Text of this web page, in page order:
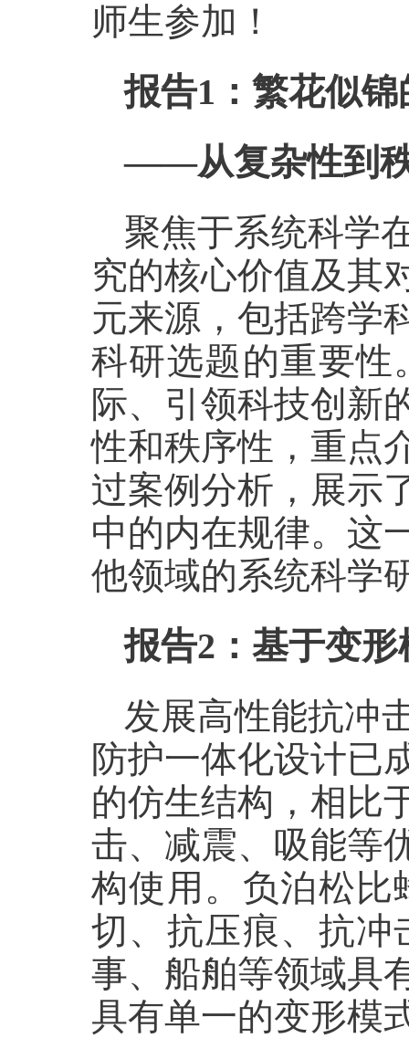
师生参加！
报告1 ： 繁花似锦
——从复杂性到
聚焦于系统科学
究的核心价值及其
元来源，包括跨学
科研选题的重要性
际、引领科技创新
性和秩序性，重点
过案例分析，展示
中的内在规律。这
他领域的系统科学
报告2 ： 基于变形
发展高性能抗冲
防护一体化设计已
的仿生结构，相比
击、减震、吸能等
构使用。负泊松比
切、抗压痕、抗冲
事、船舶等领域具
具有单一的变形模